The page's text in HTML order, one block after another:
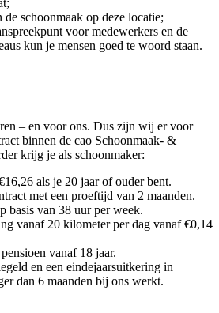
schoonmaak op deze locatie;
voor medewerkers en de
kun je mensen goed te woord staan.
– en voor ons. Dus zijn wij er voor
binnen de cao Schoonmaak- &
krijg je als schoonmaker:
als je 20 jaar of ouder bent.
met een proeftijd van 2 maanden.
basis van 38 uur per week.
vanaf 20 kilometer per dag vanaf €0,14
vanaf 18 jaar.
en een eindejaarsuitkering in
dan 6 maanden bij ons werkt.